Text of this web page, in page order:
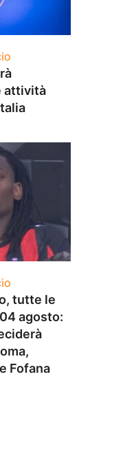
attività
tutte le
agosto:
Fofana